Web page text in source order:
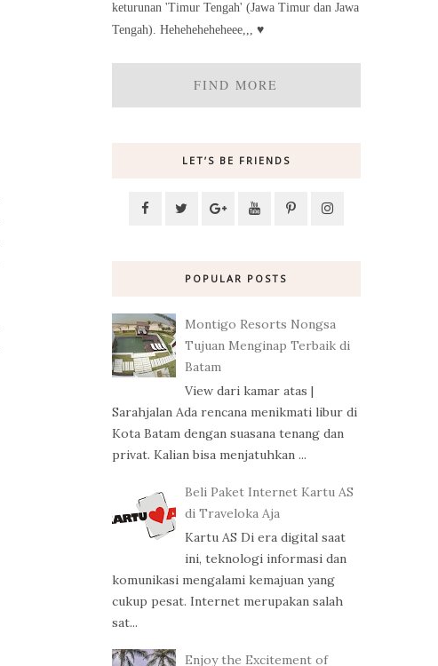
keturunan 'Timur Tengah' (Jawa Timur dan Jawa
Tengah). Heheheheheheee,,, ♥
FIND MORE
LET’S BE FRIENDS
POPULAR POSTS
Montigo Resorts Nongsa
Tujuan Menginap Terbaik di
Batam
View dari kamar atas |
Sarahjalan Ada rencana menikmati libur di
Kota Batam dengan suasana tenang dan
privat. Kalian bisa menjatuhkan ...
Beli Paket Internet Kartu AS
di Traveloka Aja
Kartu AS Di era digital saat
ini, teknologi informasi dan
komunikasi mengalami kemajuan yang
cukup pesat. Internet merupakan salah
sat...
Enjoy the Excitement of